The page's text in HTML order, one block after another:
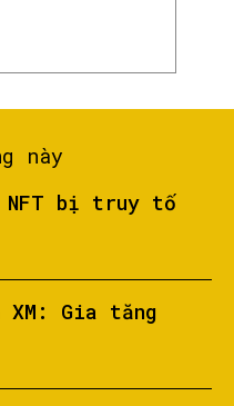
này
NFT bị truy tố
XM: Gia tăng